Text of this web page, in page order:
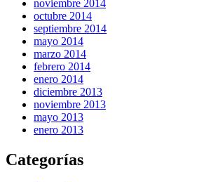
noviembre 2014
octubre 2014
septiembre 2014
mayo 2014
marzo 2014
febrero 2014
enero 2014
diciembre 2013
noviembre 2013
mayo 2013
enero 2013
Categorías